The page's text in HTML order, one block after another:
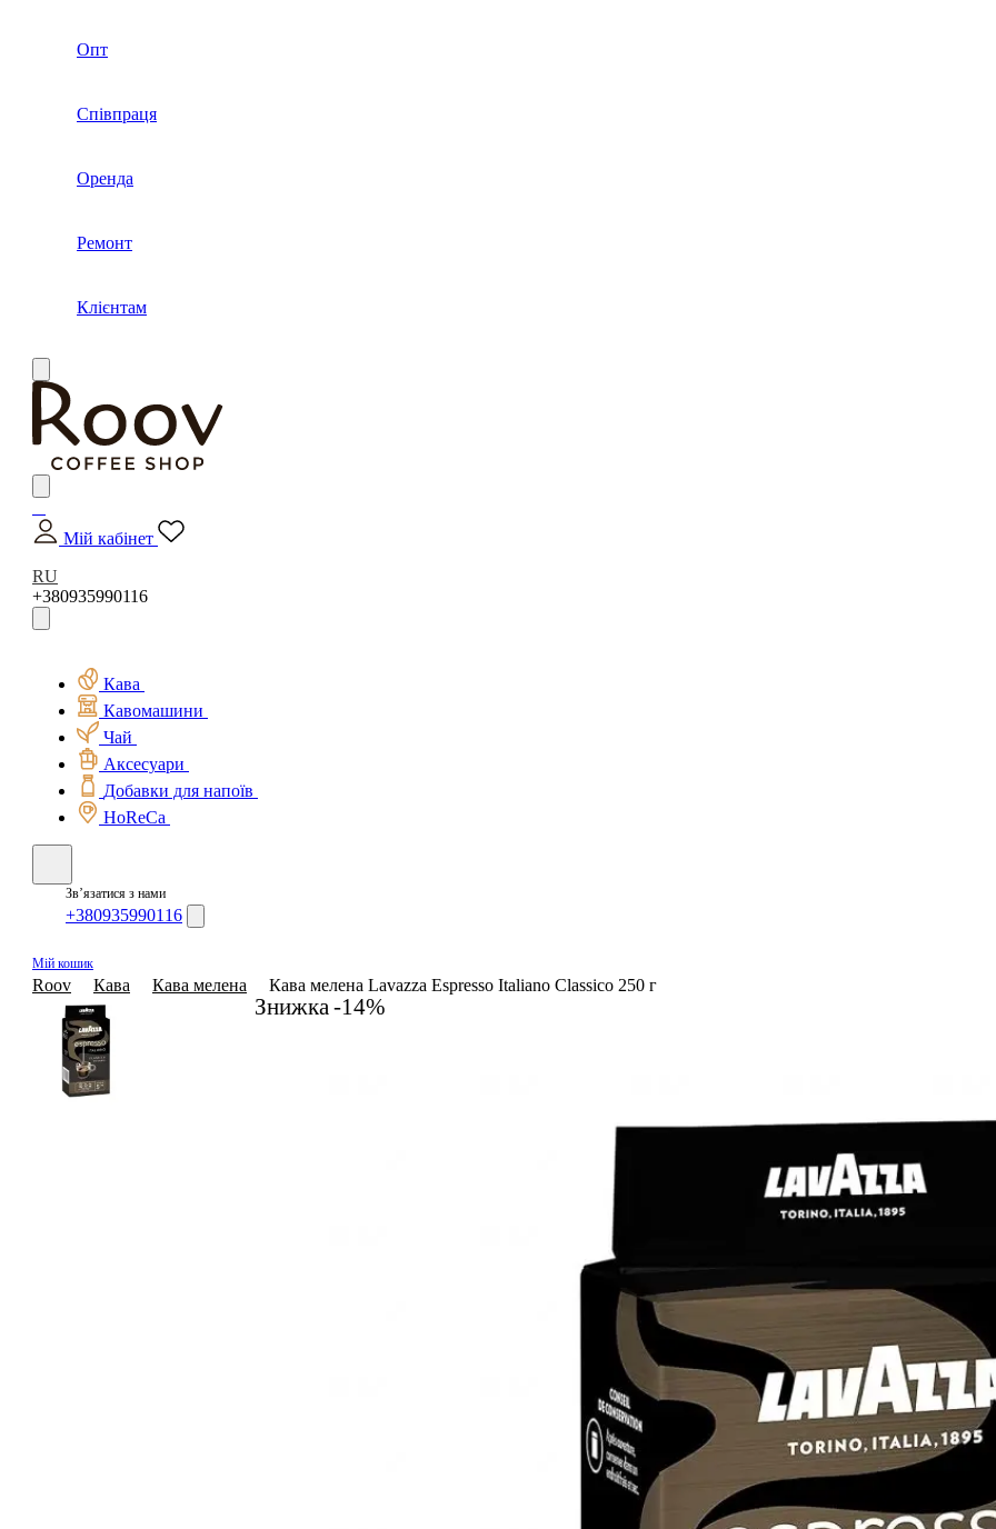
Опт
Співпраця
Оренда
Ремонт
Клієнтам
Мій кабінет
RU
+380935990116
Кава
Кавомашини
Чай
Аксесуари
Добавки для напоїв
HoReCa
Зв’язатися з нами
+380935990116
Мій кошик
Roov Кава Кава мелена Кава мелена Lavazza Espresso Italiano Classico 250 г
Знижка-14%